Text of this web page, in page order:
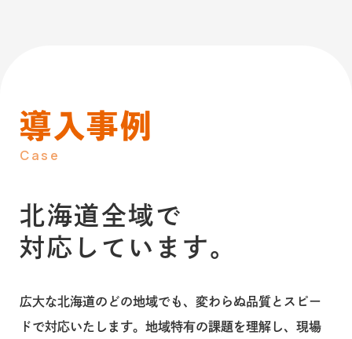
導入事例
Case
北海道全域で
対応しています。
広大な北海道のどの地域でも、変わらぬ品質とスピー
ドで対応いたします。地域特有の課題を理解し、現場